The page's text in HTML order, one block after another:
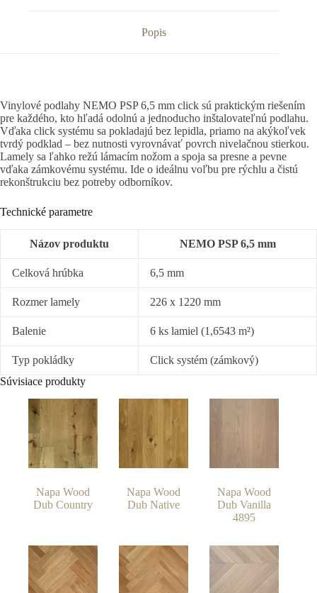
Popis
Vinylové podlahy NEMO PSP 6,5 mm click sú praktickým riešením
pre každého, kto hľadá odolnú a jednoducho inštalovateľnú podlahu.
Vďaka click systému sa pokladajú bez lepidla, priamo na akýkoľvek
tvrdý podklad – bez nutnosti vyrovnávať povrch nivelačnou stierkou.
Lamely sa ľahko režú lámacím nožom a spoja sa presne a pevne
vďaka zámkovému systému. Ide o ideálnu voľbu pre rýchlu a čistú
rekonštrukciu bez potreby odborníkov.
Technické parametre
Názov produktu NEMO PSP 6,5 mm
Celková hrúbka 6,5 mm
Rozmer lamely 226 x 1220 mm
Balenie 6 ks lamiel (1,6543 m²)
Typ pokládky
Click systém (zámkový)
Súvisiace produkty
Napa Wood
Dub Country
Napa Wood
Dub Native
Napa Wood
Dub Vanilla
4895